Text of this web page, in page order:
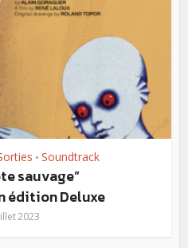
• Soundtrack
sauvage”
édition Deluxe
2023